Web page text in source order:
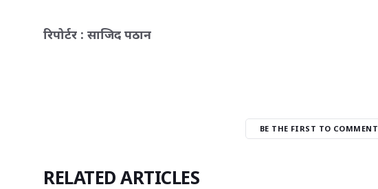
रिपोर्टर : साजिद पठान
BE THE FIRST TO COMMENT
RELATED ARTICLES